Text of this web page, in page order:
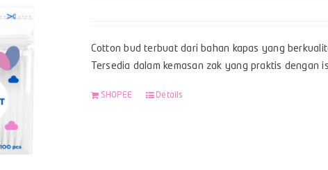
Cotton bud terbuat dari bahan kapas yang
Tersedia dalam kemasan zak yang praktis dengan
SHOPEE Details